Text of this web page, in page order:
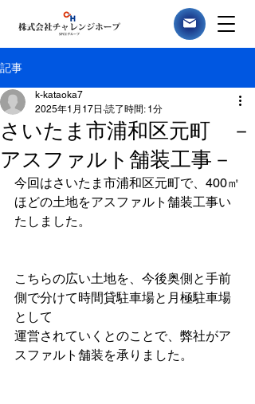
記事
さいたま市浦和区元町 －
アスファルト舗装工事－
k-kataoka7
2025年1月17日 読了時間: 1分
今回はさいたま市浦和区元町で、400㎡
ほどの土地をアスファルト舗装工事い
たしました。
こちらの広い土地を、今後奥側と手前
側で分けて時間貸駐車場と月極駐車場
として
運営されていくとのことで、弊社がア
スファルト舗装を承りました。